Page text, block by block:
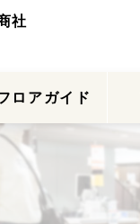
社
ロアガイド